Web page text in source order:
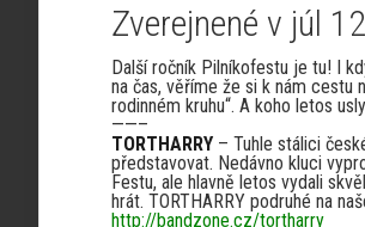
Zverejnené v júl
Další ročník Pilníkofestu je tu! I
na čas, věříme že si k nám cestu
rodinném kruhu“. A koho letos
——–
TORTHARRY – Tuhle stálici
představovat. Nedávno kluci
Festu, ale hlavně letos vydali
hrát. TORTHARRY podruhé na
http://bandzone.cz/tortharry